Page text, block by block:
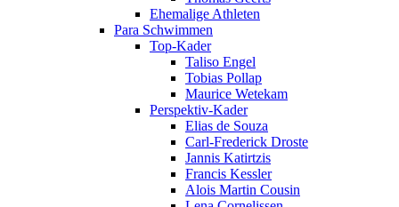
Ehemalige Athleten
Para Schwimmen
Top-Kader
Taliso Engel
Tobias Pollap
Maurice Wetekam
Perspektiv-Kader
Elias de Souza
Carl-Frederick Droste
Jannis Katirtzis
Francis Kessler
Alois Martin Cousin